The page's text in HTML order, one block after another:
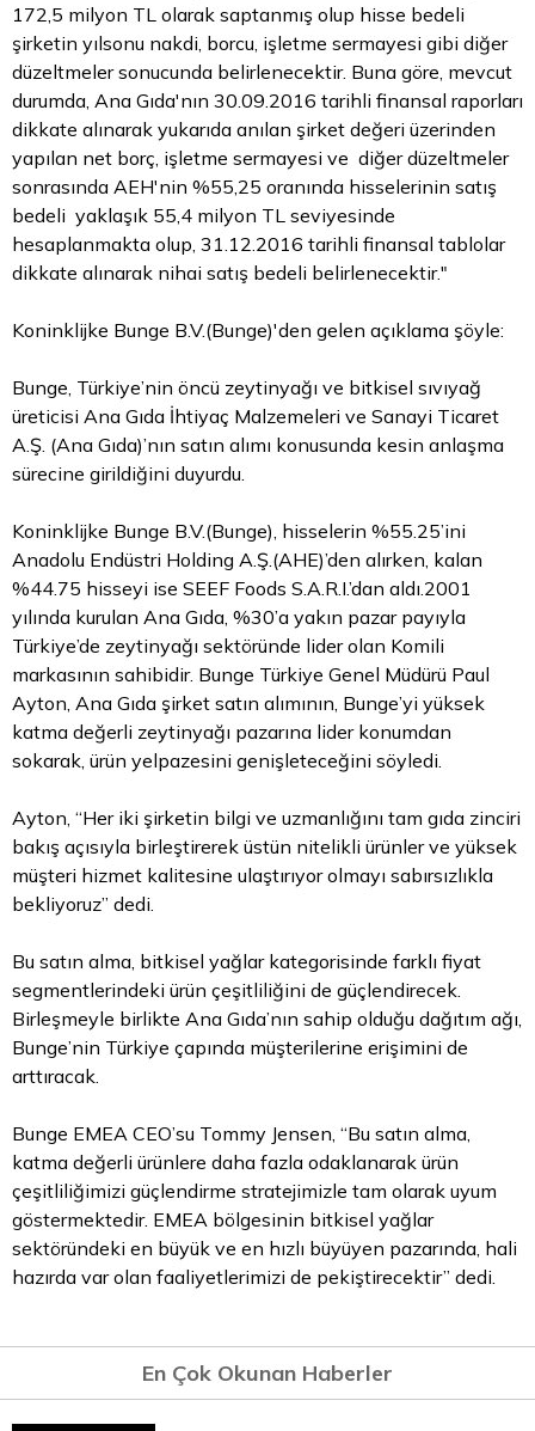
172,5 milyon TL olarak saptanmış olup hisse bedeli
şirketin yılsonu nakdi, borcu, işletme sermayesi gibi diğer
düzeltmeler sonucunda belirlenecektir. Buna göre, mevcut
durumda, Ana Gıda'nın 30.09.2016 tarihli finansal raporları
dikkate alınarak yukarıda anılan şirket değeri üzerinden
yapılan net borç, işletme sermayesi ve diğer düzeltmeler
sonrasında AEH'nin %55,25 oranında hisselerinin satış
bedeli yaklaşık 55,4 milyon TL seviyesinde
hesaplanmakta olup, 31.12.2016 tarihli finansal tablolar
dikkate alınarak nihai satış bedeli belirlenecektir."
Koninklijke Bunge B.V.(Bunge)'den gelen açıklama şöyle:
Bunge, Türkiye’nin öncü zeytinyağı ve bitkisel sıvıyağ
üreticisi Ana Gıda İhtiyaç Malzemeleri ve Sanayi Ticaret
A.Ş. (Ana Gıda)’nın satın alımı konusunda kesin anlaşma
sürecine girildiğini duyurdu.
Koninklijke Bunge B.V.(Bunge), hisselerin %55.25’ini
Anadolu Endüstri Holding A.Ş.(AHE)’den alırken, kalan
%44.75 hisseyi ise SEEF Foods S.A.R.I.’dan aldı.2001
yılında kurulan Ana Gıda, %30’a yakın pazar payıyla
Türkiye’de zeytinyağı sektöründe lider olan Komili
markasının sahibidir. Bunge Türkiye Genel Müdürü Paul
Ayton, Ana Gıda şirket satın alımının, Bunge’yi yüksek
katma değerli zeytinyağı pazarına lider konumdan
sokarak, ürün yelpazesini genişleteceğini söyledi.
Ayton, “Her iki şirketin bilgi ve uzmanlığını tam gıda zinciri
bakış açısıyla birleştirerek üstün nitelikli ürünler ve yüksek
müşteri hizmet kalitesine ulaştırıyor olmayı sabırsızlıkla
bekliyoruz” dedi.
Bu satın alma, bitkisel yağlar kategorisinde farklı fiyat
segmentlerindeki ürün çeşitliliğini de güçlendirecek.
Birleşmeyle birlikte Ana Gıda’nın sahip olduğu dağıtım ağı,
Bunge’nin Türkiye çapında müşterilerine erişimini de
arttıracak.
Bunge EMEA CEO’su Tommy Jensen, “Bu satın alma,
katma değerli ürünlere daha fazla odaklanarak ürün
çeşitliliğimizi güçlendirme stratejimizle tam olarak uyum
göstermektedir. EMEA bölgesinin bitkisel yağlar
sektöründeki en büyük ve en hızlı büyüyen pazarında, hali
hazırda var olan faaliyetlerimizi de pekiştirecektir” dedi.
En Çok Okunan Haberler